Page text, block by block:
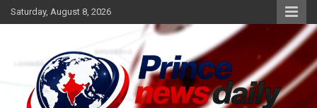
Skip
to
Saturday, August 8, 2026